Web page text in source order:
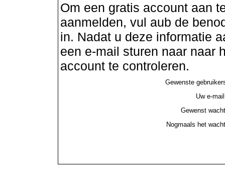
Om een gratis account aan
aanmelden, vul aub de
in. Nadat u deze informatie
een e-mail sturen naar naar
account te controleren.
Gewenste
Uw e-
Gewenst
Nogmaals het